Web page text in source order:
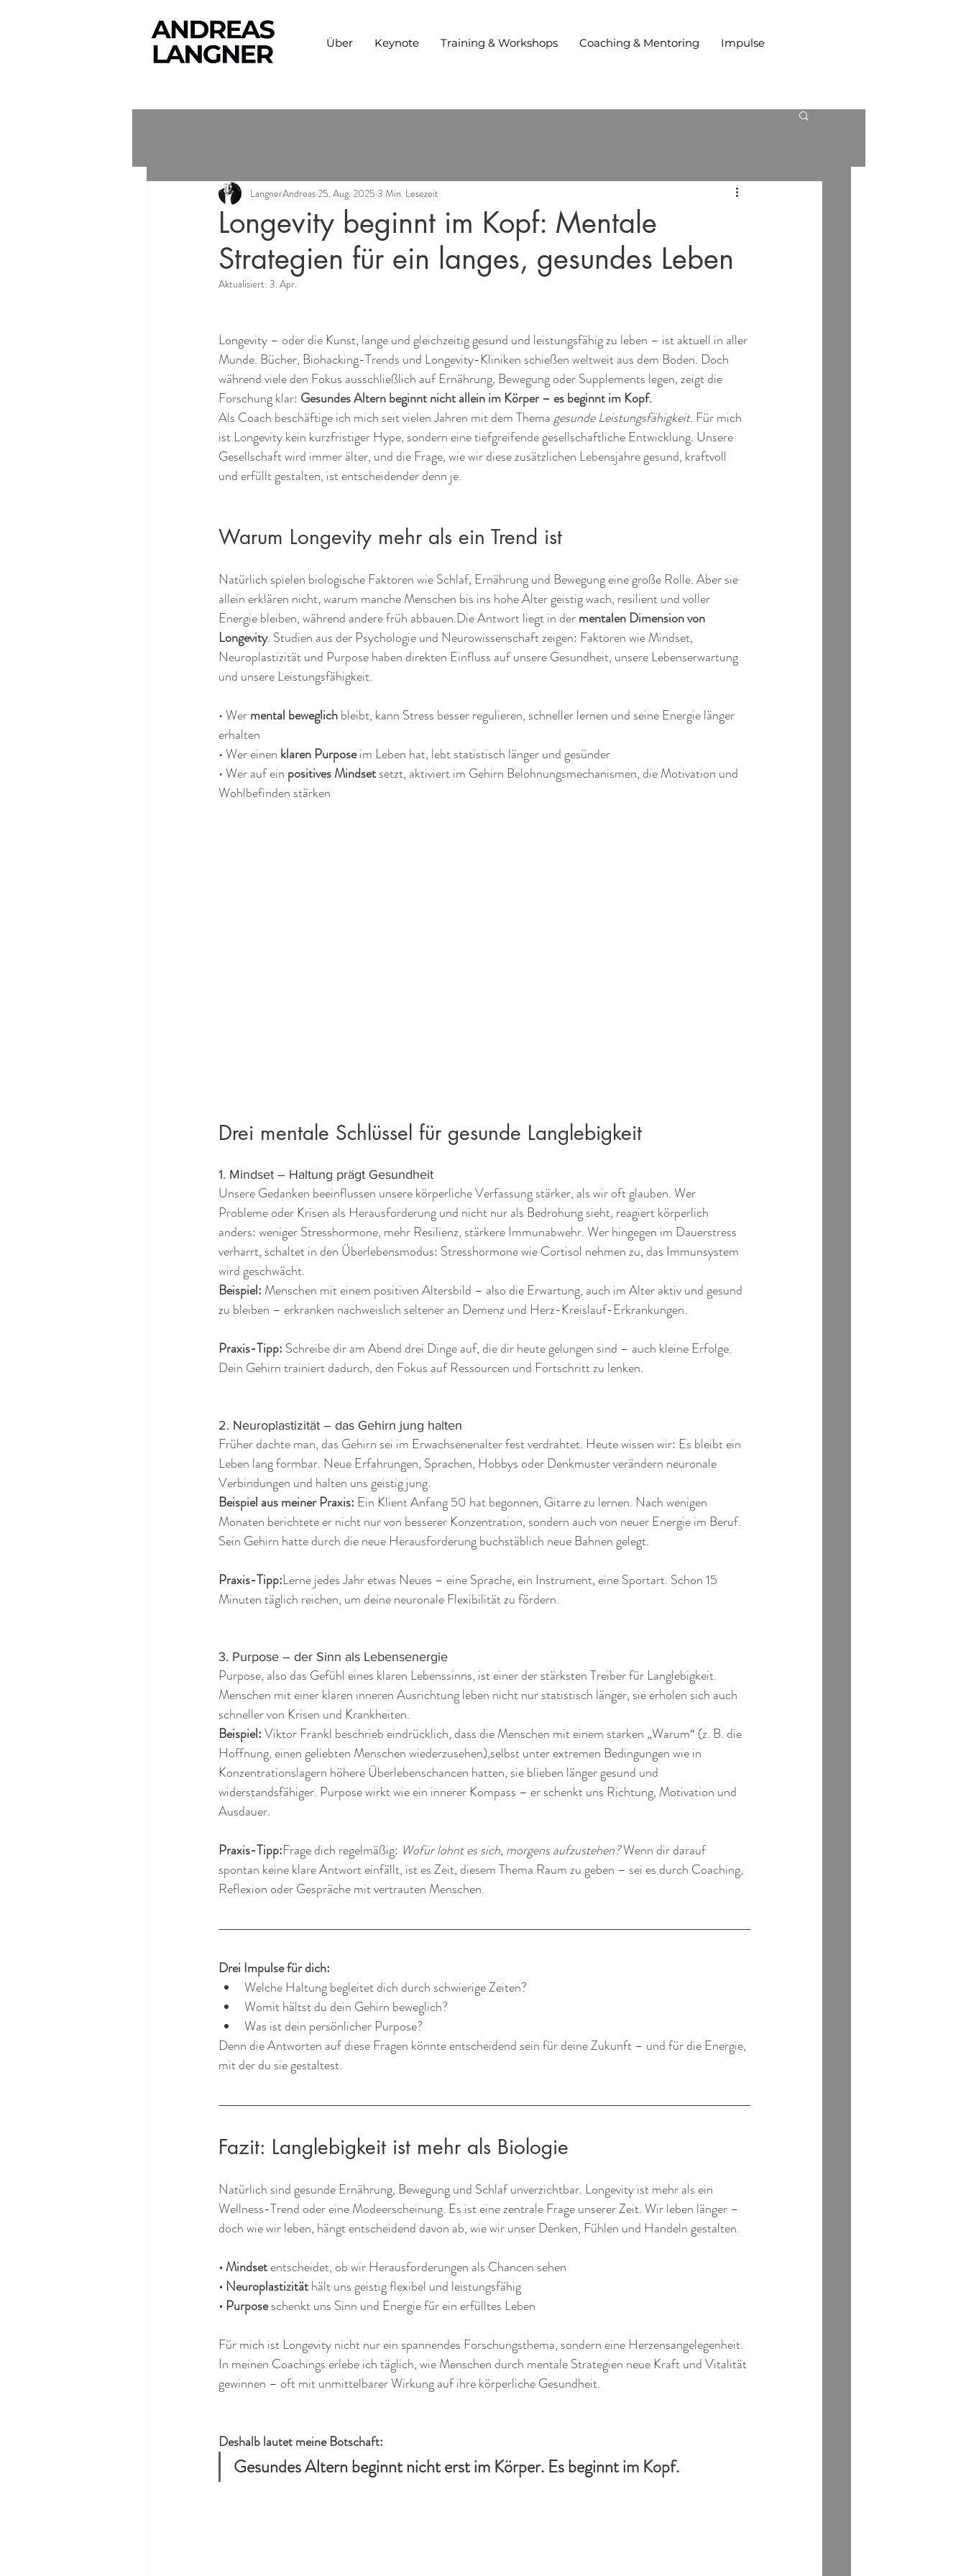
Über Keynote Training & Workshops Coaching & Mentoring Impulse
Longevity beginnt im Kopf: Mentale
Strategien für ein langes, gesundes Leben
LangnerAndreas 25. Aug. 2025 3 Min. Lesezeit
Aktualisiert: 3. Apr.
Longevity – oder die Kunst, lange und gleichzeitig gesund und leistungsfähig zu leben – ist aktuell in aller
Munde. Bücher, Biohacking-Trends und Longevity-Kliniken schießen weltweit aus dem Boden. Doch
während viele den Fokus ausschließlich auf Ernährung, Bewegung oder Supplements legen, zeigt die
Forschung klar: Gesundes Altern beginnt nicht allein im Körper – es beginnt im Kopf.
Als Coach beschäftige ich mich seit vielen Jahren mit dem Thema gesunde Leistungsfähigkeit. Für mich
ist Longevity kein kurzfristiger Hype, sondern eine tiefgreifende gesellschaftliche Entwicklung. Unsere
Gesellschaft wird immer älter, und die Frage, wie wir diese zusätzlichen Lebensjahre gesund, kraftvoll
und erfüllt gestalten, ist entscheidender denn je.
Warum Longevity mehr als ein Trend ist
Natürlich spielen biologische Faktoren wie Schlaf, Ernährung und Bewegung eine große Rolle. Aber sie
allein erklären nicht, warum manche Menschen bis ins hohe Alter geistig wach, resilient und voller
Energie bleiben, während andere früh abbauen.Die Antwort liegt in der mentalen Dimension von
Longevity. Studien aus der Psychologie und Neurowissenschaft zeigen: Faktoren wie Mindset,
Neuroplastizität und Purpose haben direkten Einfluss auf unsere Gesundheit, unsere Lebenserwartung
und unsere Leistungsfähigkeit.
• Wer mental beweglich bleibt, kann Stress besser regulieren, schneller lernen und seine Energie länger
erhalten
• Wer einen klaren Purpose im Leben hat, lebt statistisch länger und gesünder
• Wer auf ein positives Mindset setzt, aktiviert im Gehirn Belohnungsmechanismen, die Motivation und
Wohlbefinden stärken
Drei mentale Schlüssel für gesunde Langlebigkeit
1. Mindset – Haltung prägt Gesundheit
Unsere Gedanken beeinflussen unsere körperliche Verfassung stärker, als wir oft glauben. Wer
Probleme oder Krisen als Herausforderung und nicht nur als Bedrohung sieht, reagiert körperlich
anders: weniger Stresshormone, mehr Resilienz, stärkere Immunabwehr. Wer hingegen im Dauerstress
verharrt, schaltet in den Überlebensmodus: Stresshormone wie Cortisol nehmen zu, das Immunsystem
wird geschwächt.
Beispiel: Menschen mit einem positiven Altersbild – also die Erwartung, auch im Alter aktiv und gesund
zu bleiben – erkranken nachweislich seltener an Demenz und Herz-Kreislauf-Erkrankungen.
Praxis-Tipp: Schreibe dir am Abend drei Dinge auf, die dir heute gelungen sind – auch kleine Erfolge.
Dein Gehirn trainiert dadurch, den Fokus auf Ressourcen und Fortschritt zu lenken.
2. Neuroplastizität – das Gehirn jung halten
Früher dachte man, das Gehirn sei im Erwachsenenalter fest verdrahtet. Heute wissen wir: Es bleibt ein
Leben lang formbar. Neue Erfahrungen, Sprachen, Hobbys oder Denkmuster verändern neuronale
Verbindungen und halten uns geistig jung.
Beispiel aus meiner Praxis: Ein Klient Anfang 50 hat begonnen, Gitarre zu lernen. Nach wenigen
Monaten berichtete er nicht nur von besserer Konzentration, sondern auch von neuer Energie im Beruf.
Sein Gehirn hatte durch die neue Herausforderung buchstäblich neue Bahnen gelegt.
Praxis-Tipp:Lerne jedes Jahr etwas Neues – eine Sprache, ein Instrument, eine Sportart. Schon 15
Minuten täglich reichen, um deine neuronale Flexibilität zu fördern.
3. Purpose – der Sinn als Lebensenergie
Purpose, also das Gefühl eines klaren Lebenssinns, ist einer der stärksten Treiber für Langlebigkeit.
Menschen mit einer klaren inneren Ausrichtung leben nicht nur statistisch länger, sie erholen sich auch
schneller von Krisen und Krankheiten.
Beispiel: Viktor Frankl beschrieb eindrücklich, dass die Menschen mit einem starken „Warum“ (z. B. die
Hoffnung, einen geliebten Menschen wiederzusehen),selbst unter extremen Bedingungen wie in
Konzentrationslagern höhere Überlebenschancen hatten, sie blieben länger gesund und
widerstandsfähiger. Purpose wirkt wie ein innerer Kompass – er schenkt uns Richtung, Motivation und
Ausdauer.
Praxis-Tipp:Frage dich regelmäßig: Wofür lohnt es sich, morgens aufzustehen? Wenn dir darauf
spontan keine klare Antwort einfällt, ist es Zeit, diesem Thema Raum zu geben – sei es durch Coaching,
Reflexion oder Gespräche mit vertrauten Menschen.
Drei Impulse für dich:
Welche Haltung begleitet dich durch schwierige Zeiten?
Womit hältst du dein Gehirn beweglich?
Was ist dein persönlicher Purpose?
Denn die Antworten auf diese Fragen könnte entscheidend sein für deine Zukunft – und für die Energie,
mit der du sie gestaltest.
Fazit: Langlebigkeit ist mehr als Biologie
Natürlich sind gesunde Ernährung, Bewegung und Schlaf unverzichtbar. Longevity ist mehr als ein
Wellness-Trend oder eine Modeerscheinung. Es ist eine zentrale Frage unserer Zeit. Wir leben länger –
doch wie wir leben, hängt entscheidend davon ab, wie wir unser Denken, Fühlen und Handeln gestalten.
• Mindset entscheidet, ob wir Herausforderungen als Chancen sehen
• Neuroplastizität hält uns geistig flexibel und leistungsfähig
• Purpose schenkt uns Sinn und Energie für ein erfülltes Leben
Für mich ist Longevity nicht nur ein spannendes Forschungsthema, sondern eine Herzensangelegenheit.
In meinen Coachings erlebe ich täglich, wie Menschen durch mentale Strategien neue Kraft und Vitalität
gewinnen – oft mit unmittelbarer Wirkung auf ihre körperliche Gesundheit.
Deshalb lautet meine Botschaft:
Gesundes Altern beginnt nicht erst im Körper. Es beginnt im Kopf.